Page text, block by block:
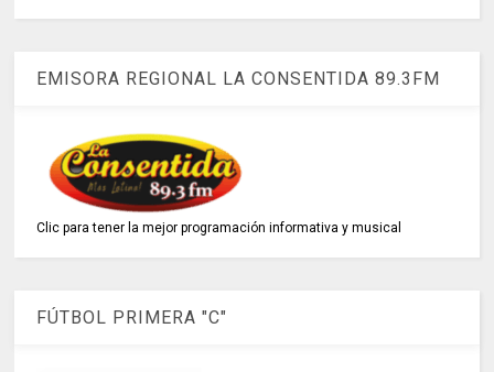
EMISORA REGIONAL LA CONSENTIDA 89.3FM
Clic para tener la mejor programación informativa y musical
FÚTBOL PRIMERA "C"